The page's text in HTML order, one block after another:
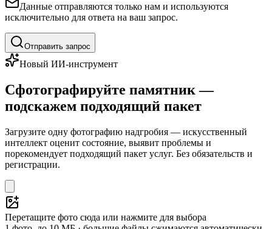
Данные отправляются только нам и используются
исключительно для ответа на ваш запрос.
Отправить запрос
Новый ИИ-инструмент
Сфотографируйте памятник —
подскажем подходящий пакет
Загрузите одну фотографию надгробия — искусственный
интеллект оценит состояние, выявит проблемы и
порекомендует подходящий пакет услуг. Без обязательств и
регистрации.
Перетащите фото сюда или нажмите для выбора